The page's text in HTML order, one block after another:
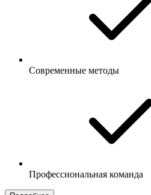
Современные методы
Профессиональная команда